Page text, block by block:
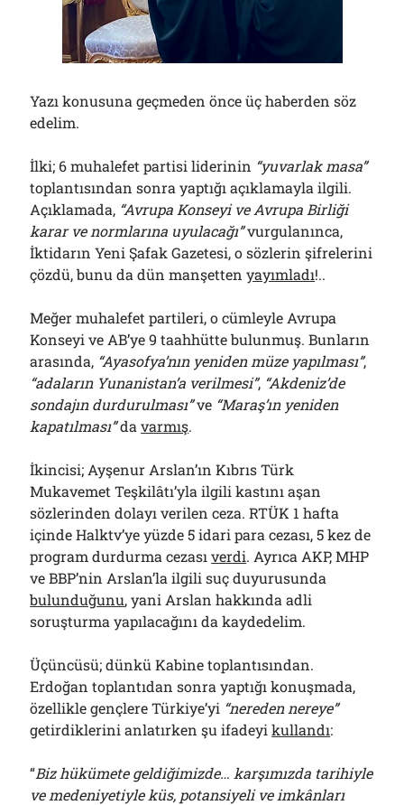
Çağırdı!..
31/07/2026
Arşivler
Arşivler
Yazı konusuna geçmeden önce üç haberden söz
edelim.
İlki; 6 muhalefet partisi liderinin “yuvarlak masa”
toplantısından sonra yaptığı açıklamayla ilgili.
Açıklamada, “Avrupa Konseyi ve Avrupa Birliği
karar ve normlarına uyulacağı”vurgulanınca,
İktidarın Yeni Şafak Gazetesi, o sözlerin şifrelerini
çözdü, bunu da dün manşettenyayımladı!..
Meğer muhalefet partileri, o cümleyle Avrupa
Konseyi ve AB’ye 9 taahhütte bulunmuş. Bunların
arasında, “Ayasofya’nın yeniden müze yapılması”,
“adaların Yunanistan’a verilmesi”, “Akdeniz’de
sondajın durdurulması”ve “Maraş’ın yeniden
kapatılması”davarmış.
İkincisi; Ayşenur Arslan’ın Kıbrıs Türk
Mukavemet Teşkilâtı’yla ilgili kastını aşan
sözlerinden dolayı verilen ceza. RTÜK 1 hafta
içinde Halktv’ye yüzde 5 idari para cezası, 5 kez de
program durdurma cezasıverdi. Ayrıca AKP, MHP
ve BBP’nin Arslan’la ilgili suç duyurusunda
bulunduğunu, yani Arslan hakkında adli
soruşturma yapılacağını da kaydedelim.
Üçüncüsü; dünkü Kabine toplantısından.
Erdoğan toplantıdan sonra yaptığı konuşmada,
özellikle gençlere Türkiye’yi “nereden nereye”
getirdiklerini anlatırken şu ifadeyikullandı:
“Biz hükümete geldiğimizde… karşımızda tarihiyle
ve medeniyetiyle küs, potansiyeli ve imkânları